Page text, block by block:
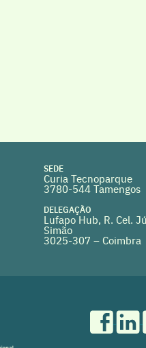
SEDE
Curia Tecnoparque
3780-544 Tamengos
DELEGAÇÃO
Lufapo Hub, R. Cel.
Simão
3025-307 – Coimbra